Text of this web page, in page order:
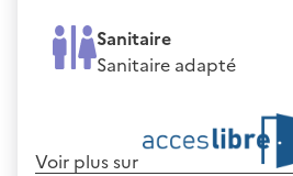
Sanitaire
Sanitaire adapté
Voir plus sur